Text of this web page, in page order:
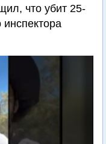
что убит 25-